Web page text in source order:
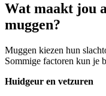
Wat maakt jou
muggen?
Muggen kiezen hun
Sommige factoren kun je
Huidgeur en vetzuren